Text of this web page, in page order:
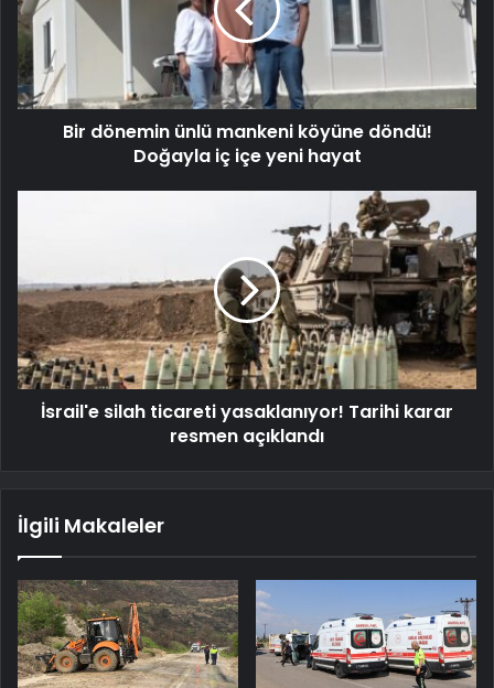
Bir dönemin ünlü mankeni köyüne döndü!
Doğayla iç içe yeni hayat
İsrail'e silah ticareti yasaklanıyor! Tarihi karar
resmen açıklandı
İlgili Makaleler